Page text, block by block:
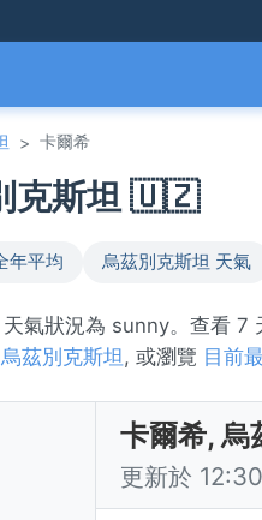
> 卡爾希
克斯坦 🇺🇿
年平均 烏茲別克斯坦 天氣
氣狀況為 sunny。查看
烏茲別克斯坦, 或瀏覽 目前
卡爾希, 烏
更新於